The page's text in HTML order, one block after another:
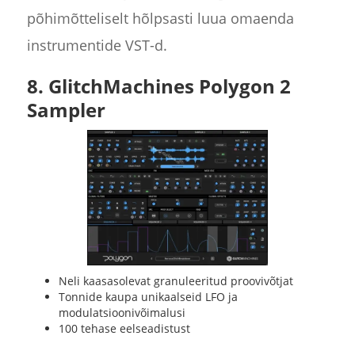
põhimõtteliselt hõlpsasti luua omaenda
instrumentide VST-d.
8. GlitchMachines Polygon 2
Sampler
Neli kaasasolevat granuleeritud proovivõtjat
Tonnide kaupa unikaalseid LFO ja
modulatsioonivõimalusi
100 tehase eelseadistust